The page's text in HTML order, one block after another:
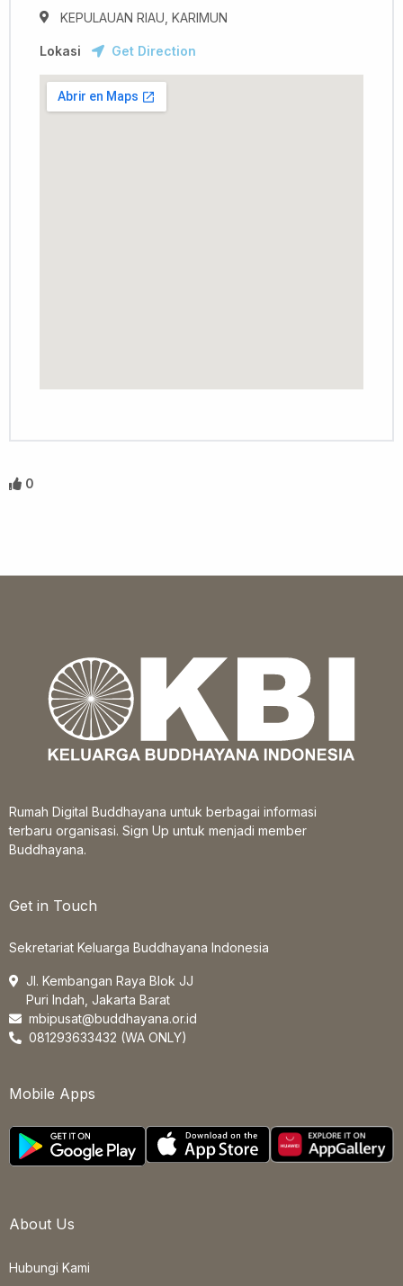
KEPULAUAN RIAU, KARIMUN
Lokasi Get Direction
0
Rumah Digital Buddhayana untuk berbagai informasi
terbaru organisasi. Sign Up untuk menjadi member
Buddhayana.
Get in Touch
Sekretariat Keluarga Buddhayana Indonesia
Jl. Kembangan Raya Blok JJ
Puri Indah, Jakarta Barat
mbipusat@buddhayana.or.id
081293633432 (WA ONLY)
Mobile Apps
About Us
Hubungi Kami